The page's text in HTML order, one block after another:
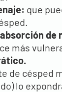
: que
de
más
de césped
lo